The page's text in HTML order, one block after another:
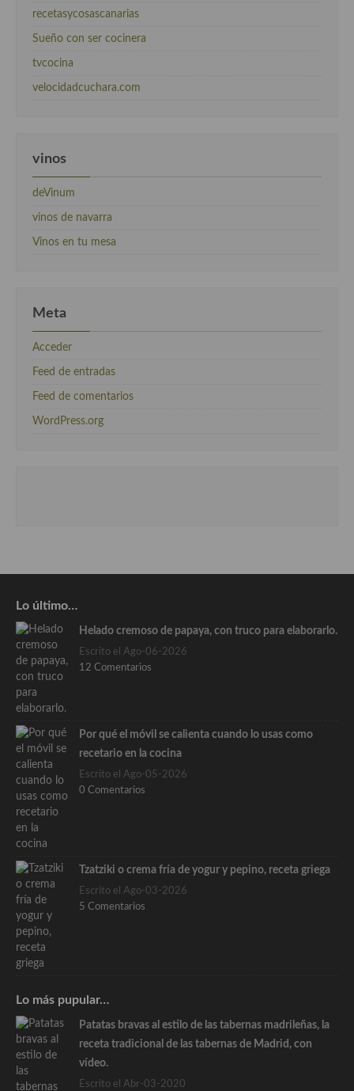
recetasycosascanarias
Sueño con ser cocinera
tvcocina
velocidadcuchara.com
vinos
deVinum
vinos de navarra
Vinos en tu mesa
Meta
Acceder
Feed de entradas
Feed de comentarios
WordPress.org
Lo último…
Helado cremoso de papaya, con truco para elaborarlo.
Escrito el Ago-06-2026
12 Comentarios
Por qué el móvil se calienta cuando lo usas como
recetario en la cocina
Escrito el Ago-05-2026
0 Comentarios
Tzatziki o crema fría de yogur y pepino, receta griega
Escrito el Ago-03-2026
5 Comentarios
Lo más pupular…
Patatas bravas al estilo de las tabernas madrileñas, la
receta tradicional de las tabernas de Madrid, con
vídeo.
Escrito el Abr-03-2020